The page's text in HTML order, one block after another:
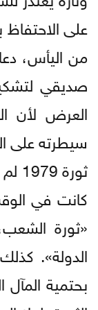
على
من اليأس،
صديقي
العرض لأن
سيطرته على
كانت في
«ثورة
الدولة».
بحتمية